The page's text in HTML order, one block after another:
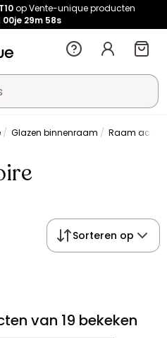
op Vente-unique producten
00je 29m 56s
Glazen binnenraam Raam
Sorteren op
van 19 bekeken